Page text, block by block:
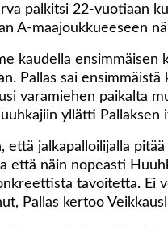
palkitsi 22-vuotiaan
A-maajoukkueeseen
kaudella ensimmäisen
Pallas sai
varamiehen paikalta
yllätti Pallaksen
että jalkapalloilijalla
että näin nopeasti
tavoitetta. Ei
Pallas kertoo